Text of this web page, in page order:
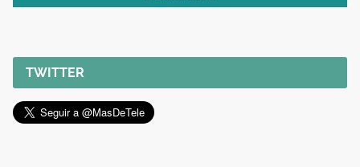
TWITTER